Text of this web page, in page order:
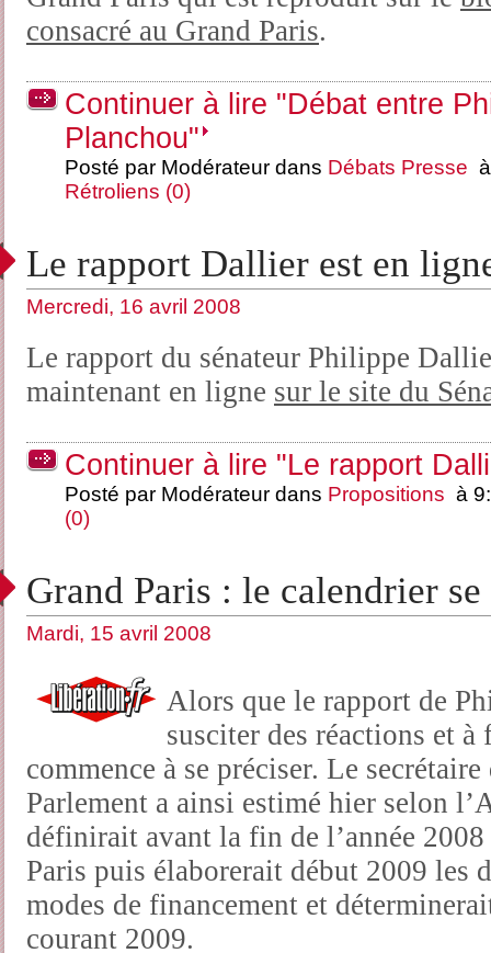
consacré au Grand Paris.
Continuer à lire "Débat entre
Planchou"
Posté par Modérateur dans Débats Presse
Rétroliens (0)
Le rapport Dallier est en
Mercredi, 16 avril 2008
Le rapport du sénateur Philippe
maintenant en ligne sur le site du
Continuer à lire "Le rapport
Posté par Modérateur dans Propositions à
(0)
Grand Paris : le calendrier se
Mardi, 15 avril 2008
Alors que le rapport de
susciter des réactions et
commence à se préciser. Le
Parlement a ainsi estimé hier selon
définirait avant la fin de l’année
Paris puis élaborerait début 2009 les
modes de financement et
courant 2009.